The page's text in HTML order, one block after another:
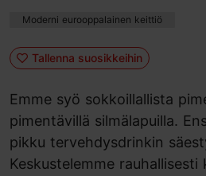
Moderni eurooppalainen keittiö
Tallenna suosikkeihin
Emme syö sokkoillallista
pimentävillä silmälapuilla.
pikku tervehdysdrinkin
Keskustelemme